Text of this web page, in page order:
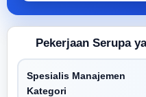
Pekerjaan Serupa
Spesialis Manajemen
Kategori